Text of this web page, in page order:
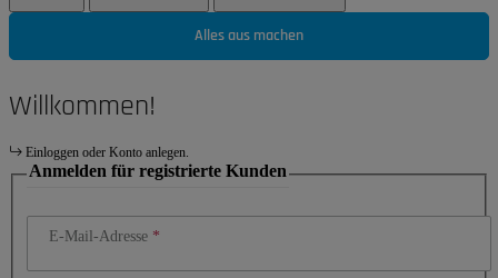
Alles aus machen
Willkommen!
Einloggen oder Konto anlegen.
Anmelden für registrierte Kunden
E-Mail-Adresse